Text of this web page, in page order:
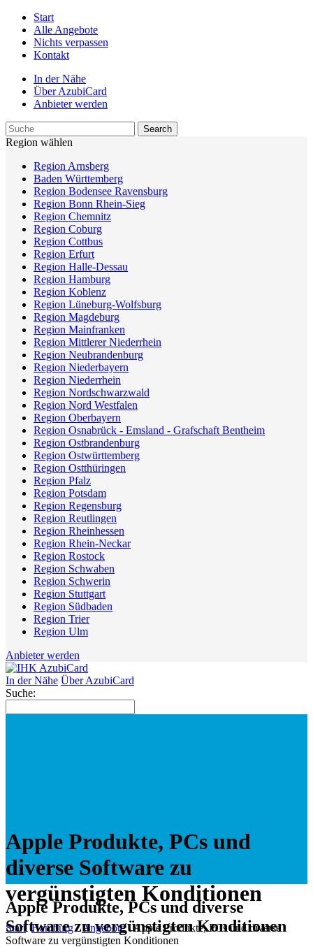
Start
Alle Angebote
Nichts verpassen
Kontakt
In der Nähe
Über AzubiCard
Anbieter werden
Region wählen
Region Arnsberg
Baden Württemberg
Region Bodensee Ravensburg
Region Bonn Rhein-Sieg
Region Chemnitz
Region Coburg
Region Cottbus
Region Erfurt
Region Halle-Dessau
Region Hamburg
Region Koblenz
Region Lüneburg-Wolfsburg
Region Magdeburg
Region Mainfranken
Region Mittlerer Niederrhein
Region Neubrandenburg
Region Niederbayern
Region Niederrhein
Region Nordschwarzwald
Region Nord Westfalen
Region Oberbayern
Region Osnabrück - Emsland - Grafschaft Bentheim
Region Ostbrandenburg
Region Ostwürttemberg
Region Ostthüringen
Region Pfalz
Region Potsdam
Region Regensburg
Region Reutlingen
Region Rheinhessen
Region Rhein-Neckar
Region Rostock
Region Schwaben
Region Schwerin
Region Stuttgart
Region Südbaden
Region Trier
Region Ulm
Anbieter werden
In der Nähe Über AzubiCard
Suche:
Apple Produkte, PCs und
diverse Software zu
vergünstigten Konditionen
Start Hamburg Angebote
Apple Produkte, PCs und diverse
Software zu vergünstigten Konditionen
Apple Produkte, PCs und diverse
Software zu vergünstigten Konditionen